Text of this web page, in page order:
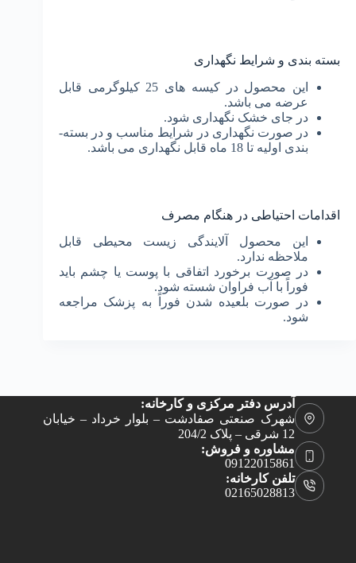
بسته بندی و شرایط نگهداری
این محصول در کیسه های 25 کیلوگرمی قابل
عرضه می باشد.
در جای خشک نگهداری شود.
در صورت نگهداری در شرایط مناسب و در بسته­
بندی اولیه تا 18 ماه قابل نگهداری می باشد.
اقدامات احتیاطی در هنگام مصرف
این محصول آلایندگی زیست محیطی قابل
ملاحظه ندارد.
در صورت برخورد اتفاقی با پوست یا چشم باید
فوراً با آب فراوان شسته شود.
در صورت بلعیده شدن فوراً به پزشک مراجعه
شود.
آدرس دفتر مرکزی و کارخانه:
شهرک صنعتی صفادشت – بلوار خرداد – خیابان
12 شرقی – پلاک 204/2
مشاوره و فروش:
09122015861
تلفن کارخانه:
02165028813